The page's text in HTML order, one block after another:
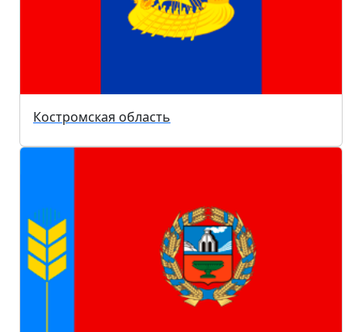
Костромская область